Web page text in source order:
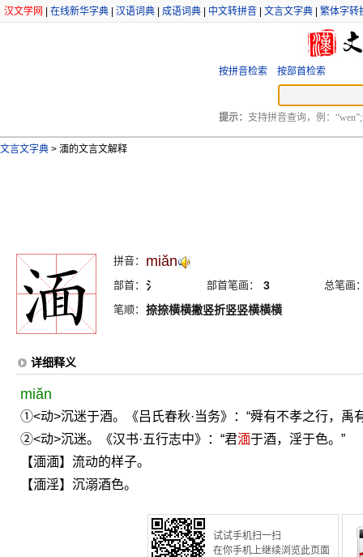
汉文学网 在线新华字典 汉语词典 成语词典 中文转拼音 文言文字典 繁体字转
按拼音检索 按部首检索
提示： 支持拼音查询，例：
文言文字典 > 湎的文言文解释
拼音： miăn
部首： 氵 部首笔画： 3
总笔画
笔顺： 捺捺横横撇竖折竖竖横横横
详细释义
miǎn
①<动>沉迷于酒。《吕氏春秋·当务》：“舜有不孝之行，禹
②<动>沉迷。《汉书·五行志中》：“君湎于酒，淫于色。”
【湎湎】流动的样子。
【湎淫】沉溺酒色。
试试手机扫一扫
在你手机上继续浏览此页面